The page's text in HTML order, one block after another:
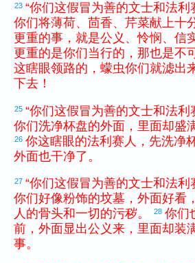
23 “你们这假冒为善的文士和法利
你们将薄荷、 茴香、 芹菜献上十
更重的事 ， 就是公义 、怜悯 、 信
更重的是你们当行的 ， 那也是不
这瞎眼领路的 ， 蠓虫你们就滤出
下去 ！
25 “你们这假冒为善的文士和法利
你们洗净杯盘的外面 ， 里面却盛
26 你这瞎眼的法利赛 人 ， 先洗净
外面也干净了 。
27 “你们这假冒为善的文士和法利
你们好像粉饰的坟墓 ， 外面好看 ，
人 的骨头和一切 的污秽。 28 你们
前 ， 外面 显出公义来 ， 里面却装
事。